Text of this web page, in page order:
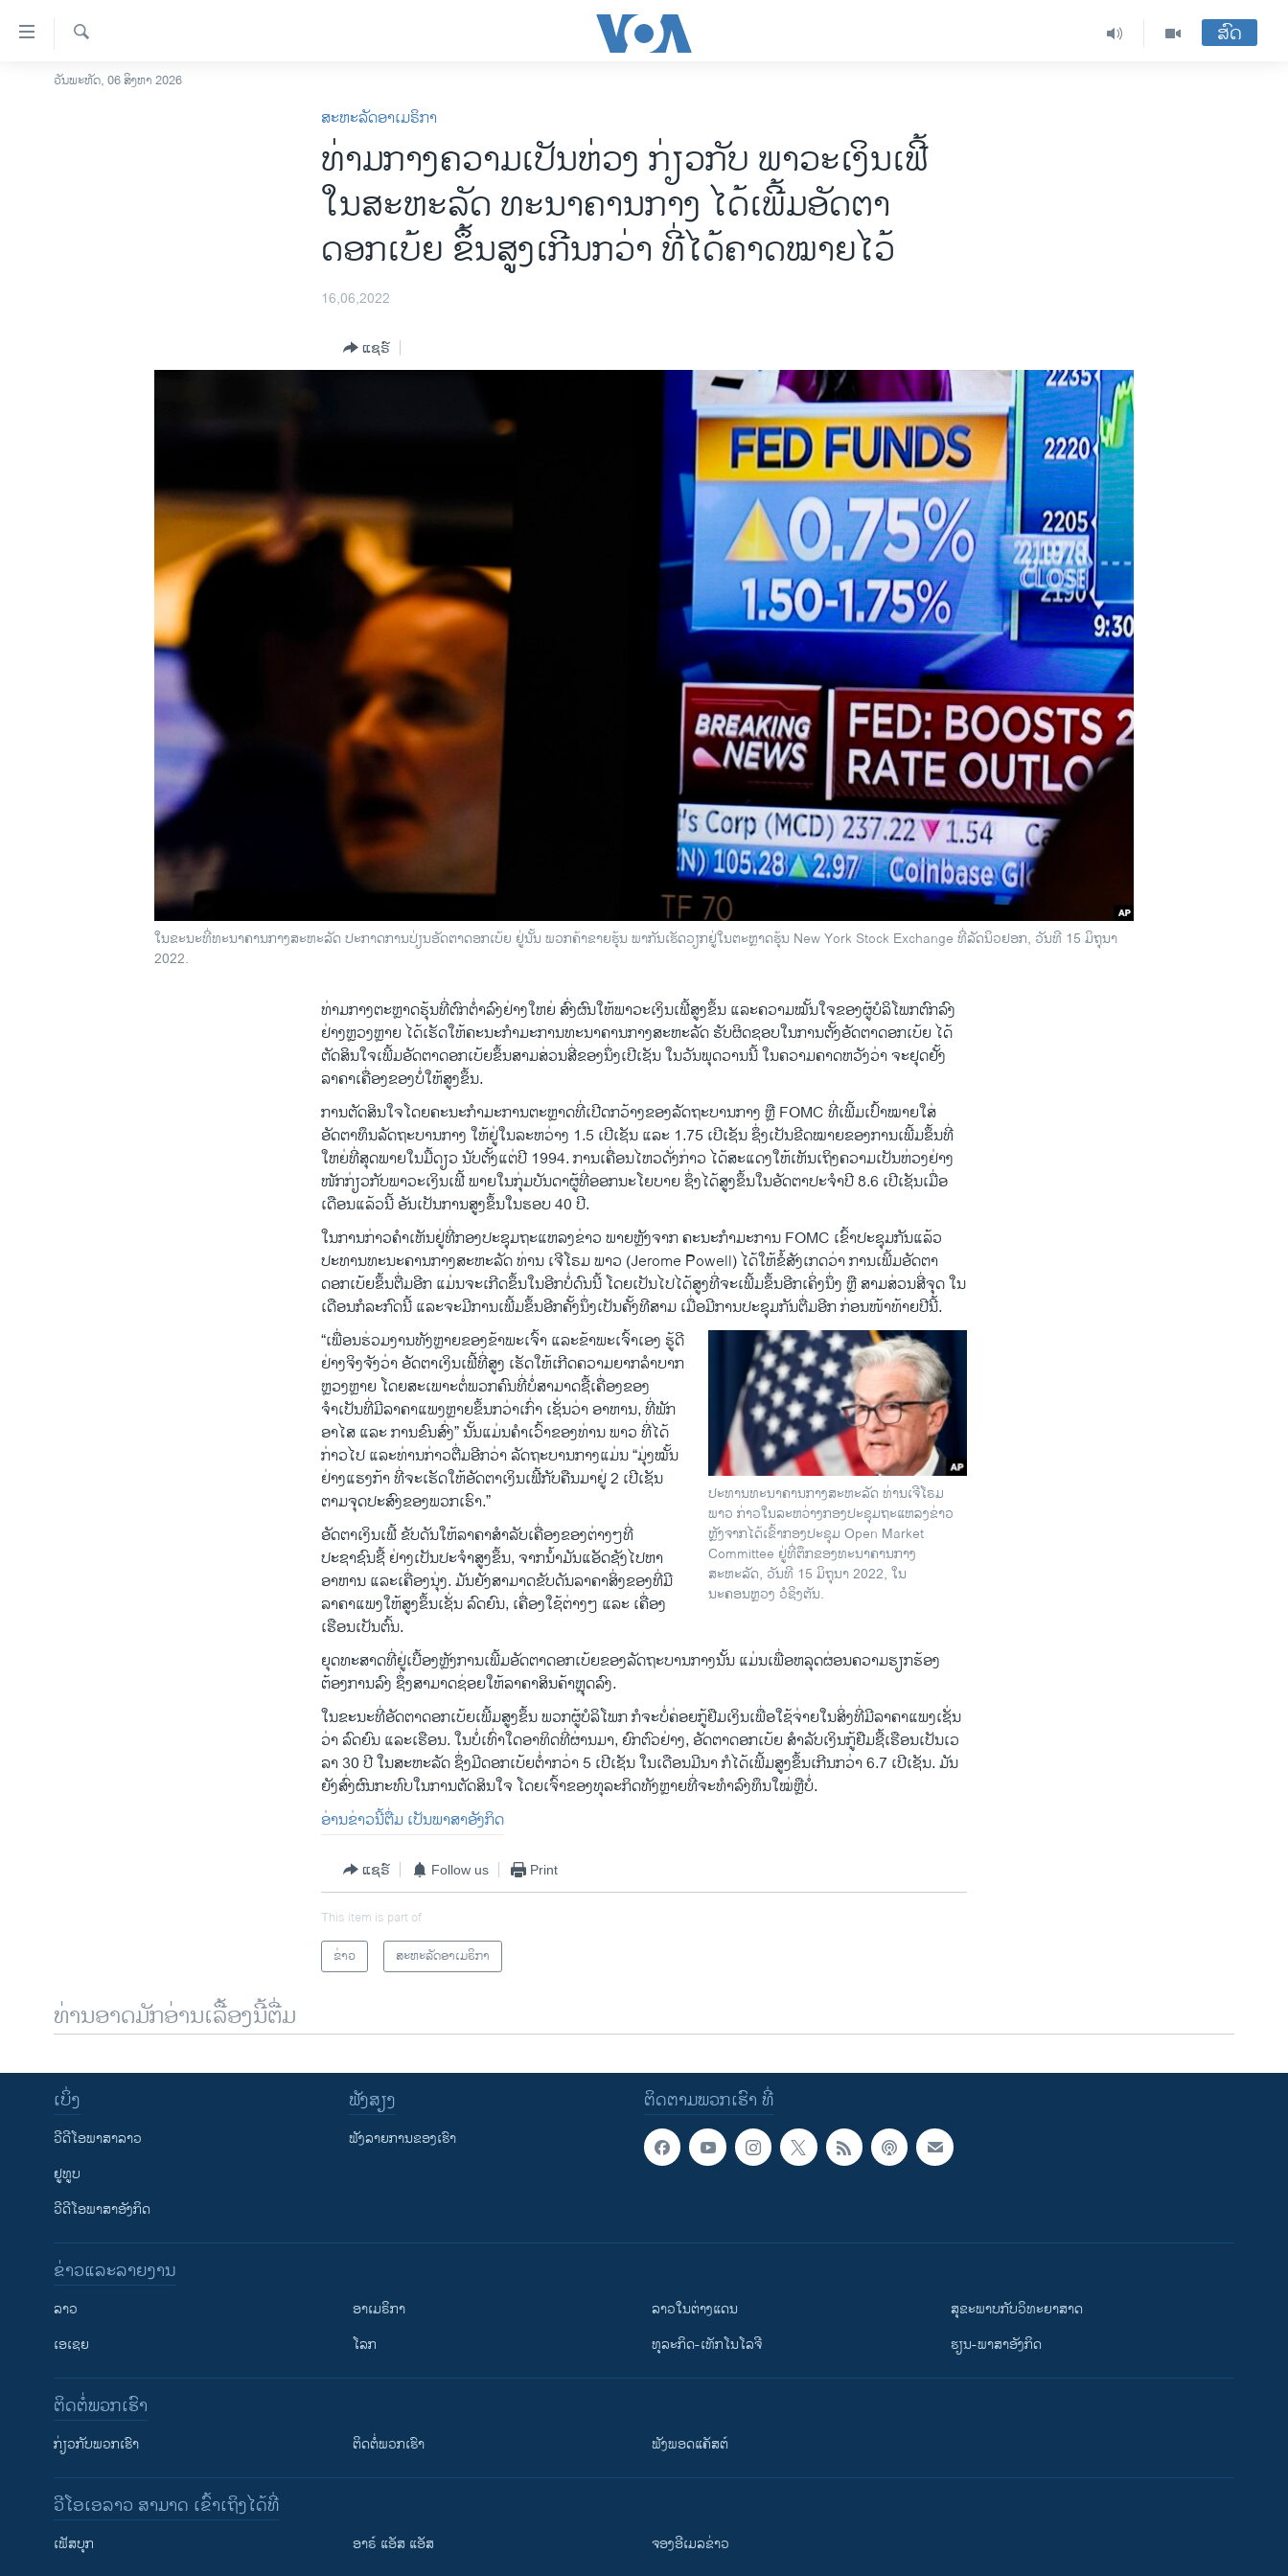
ລິ້ງ
ສຳຫລັບ
ໂຮມເພຈ
ຄົ້ນຫາ
ສົດ
ວັນພະຫັດ, 06 ສິງຫາ 2026
ສະຫະລັດອາເມຣິກາ
ທ່າມກາງຄວາມເປັນຫ່ວງ ກ່ຽວ​ກັບ ພາວະເງິນເຟີ້
ໃນສະຫະລັດ ທະນາຄານກາງ ໄດ້ເພີ້ມອັດຕາ
ດອກເບ້ຍ ຂຶ້ນສູງເກີນກວ່າ ທີ່ໄດ້ຄາດໝາຍໄວ້
16,06,2022
ແຊຣ໌
ໃນຂະນະທີ່ທະນາຄານກາງສະຫະລັດ ປະກາດການປ່ຽນອັດຕາດອກເບ້ຍ ຢູ່ນັ້ນ ພວກຄ້າຂາຍຮຸ້ນ ພາກັນເຮັດວຽກຢູ່ໃນຕະຫຼາດຮຸ້ນ New York Stock Exchange ທີ່ລັດນິວຢອກ, ວັນທີ 15 ມິຖຸນາ
2022.
ທ່າມກາງຕະຫຼາດຮຸ້ນທີ່ຕົກຕ່ຳລົງຢ່າງໃຫຍ່ ສົ່ງຜົນໃຫ້ພາວະເງິນເຟີ້ສູງຂຶ້ນ ແລະຄວາມໝັ້ນໃຈຂອງຜູ້ບໍລິໂພກຕົກລົງ
ຢ່າງຫຼວງຫຼາຍ ໄດ້ເຮັດໃຫ້ຄະນະກຳມະການທະນາຄານກາງສະຫະລັດ ຮັບຜິດຊອບໃນການຕັ້ງອັດຕາດອກເບ້ຍ ໄດ້
ຕັດສິນໃຈເພີ້ມອັດຕາດອກເບ້ຍຂຶ້ນສາມສ່ວນສີ່ຂອງນຶ່ງເປີເຊັນ ໃນວັນພຸດວານນີ້ ໃນຄວາມຄາດຫວັງວ່າ ຈະຢຸດຢັ້ງ
ລາຄາເຄື່ອງຂອງບໍ່ໃຫ້ສູງຂຶ້ນ.
ການຕັດສິນໃຈໂດຍຄະນະກຳມະການຕະຫຼາດທີ່ເປີດກວ້າງຂອງລັດຖະບານກາງ ຫຼື FOMC ທີ່ເພີ້ມເປົ້າໝາຍໃສ່
ອັດຕາທຶນລັດຖະບານກາງ ໃຫ້ຢູ່ໃນລະຫວ່າງ 1.5 ເປີເຊັນ ແລະ 1.75 ເປີເຊັນ ຊຶ່ງເປັນຂີດໝາຍຂອງການເພີ້ມຂຶ້ນທີ່
ໃຫຍ່ທີ່ສຸດພາຍໃນມື້ດຽວ ນັບຕັ້ງແຕ່ປີ 1994. ການເຄື່ອນໄຫວດັ່ງກ່າວ ໄດ້ສະແດງໃຫ້ເຫັນເຖິງຄວາມເປັນຫ່ວງຢ່າງ
ໜັກກ່ຽວກັບພາວະເງິນເຟີ້ ພາຍໃນກຸ່ມບັນດາຜູ້ທີ່ອອກນະໂຍບາຍ ຊຶ່ງໄດ້ສູງຂຶ້ນໃນອັດຕາປະ​ຈຳ​ປີ 8.6 ເປີເຊັນເມື່ອ
ເດືອນແລ້ວນີ້ ອັນເປັນການສູງຂຶ້ນໃນຮອບ 40 ປີ.
ໃນການກ່າວຄຳເຫັນຢູ່ທີ່ກອງປະຊຸມຖະແຫລງຂ່າວ ພາຍຫຼັງຈາກ ຄະນະກຳມະການ FOMC ເຂົ້າປະຊຸມກັນແລ້ວ
ປະທານທະນະຄານກາງສະຫະລັດ ທ່ານ ເຈີໂຣມ ພາວ (Jerome Powell) ໄດ້ໃຫ້ຂໍ້ສັງເກດວ່າ ການເພີ້ມອັດຕາ
ດອກເບ້ຍຂຶ້ນຕື່ມອີກ ແມ່ນຈະເກີດຂຶ້ນໃນອີກບໍ່ດົນນີ້ ໂດຍເປັນໄປໄດ້ສູງທີ່ຈະເພີ້ມຂຶ້ນອີກເຄິ່ງນຶ່ງ ຫຼື ສາມສ່ວນສີ່ຈຸດ ໃນ
ເດືອນກໍລະກົດນີ້ ແລະຈະມີການເພີ້ມຂຶ້ນອີກຄັ້ງນຶ່ງເປັນຄັ້ງທີສາມ ເມື່ອມີການປະຊຸມກັນຕື່ມອີກ ກ່ອນໜ້າທ້າຍປີນີ້.
ປະທານທະນາຄານກາງສະຫະລັດ ທ່ານເຈີໂຣມ
ພາວ ກ່າວໃນລະຫວ່າງກອງປະຊຸມຖະແຫລງຂ່າວ
ຫຼັງຈາກໄດ້ເຂົ້າກອງປະຊຸມ Open Market
Committee ຢູ່ທີ່ຕຶກຂອງທະນາຄານກາງ
ສະຫະລັດ, ວັນທີ 15 ມິຖຸນາ 2022, ໃນ
ນະຄອນຫຼວງ ວໍຊິງຕັນ.
“ເພື່ອນຮ່ວມງານທັງຫຼາຍຂອງຂ້າພະເຈົ້າ ແລະຂ້າພະເຈົ້າເອງ ຮູ້ດີ
ຢ່າງຈິງຈັງວ່າ ອັດຕາເງິນເຟີ້ທີ່ສູງ ເຮັດໃຫ້ເກີດຄວາມຍາກລຳບາກ
ຫຼວງຫຼາຍ ໂດຍສະເພາະຕໍ່ພວກຄົນທີ່ບໍ່ສາມາດຊື້ເຄື່ອງຂອງ
ຈຳເປັນທີ່ມີລາຄາແພງຫຼາຍຂຶ້ນກວ່າເກົ່າ ເຊັ່ນວ່າ ອາຫານ, ທີ່ພັກ
ອາໄສ ແລະ ການຂົນສົ່ງ” ນັ້ນແມ່ນຄຳເວົ້າຂອງທ່ານ ພາວ ທີ່ໄດ້
ກ່າວໄປ ແລະທ່ານກ່າວຕື່ມອີກວ່າ ລັດຖະບານກາງແມ່ນ “ມຸ່ງ​ໝັ້ນ​
ຢ່າງແຮງກ້າ ທີ່ຈະເຮັດໃຫ້ອັດຕາເງິນເຟີ້ກັບຄືນມາຢູ່ 2 ເປີເຊັນ
ຕາມຈຸດປະສົງຂອງພວກເຮົາ.”
ອັດຕາເງິນເຟີ້ ຂັບດັນໃຫ້ລາ​ຄາສຳລັບເຄື່ອງຂອງຕ່າງໆທີ່
ປະຊາຊົນຊື້ ຢ່າງເປັນປະຈຳສູງຂຶ້ນ, ຈາກນ້ຳມັນແອັດ​ຊັງໄປຫາ
ອາຫານ ແລະເຄື່ອງນຸ່ງ. ມັນຍັງສາມາດຂັບດັນລາຄາສິ່ງຂອງທີ່​ມີ​
ລາ​ຄາ​ແພງ​ໃຫ້ສູງຂຶ້ນເຊັ່ນ ລົດຍົນ, ເຄື່ອງໃຊ້ຕ່າງໆ ແລະ ເຄື່ອງ
ເຮືອນເປັນຕົ້ນ.
ຍຸດທະສາດທີ່ຢູ່ເບື້ອງຫຼັງການເພີ້ມອັດຕາດອກເບ້ຍຂອງລັດຖະບານກາງນັ້ນ ແມ່ນເພື່ອຫລຸດຜ່ອນຄວາມຮຽກ​ຮ້ອງ
ຕ້ອງການລົງ ຊຶ່ງສາມາດຊ່ອຍໃຫ້ລາຄາສິນຄ້າຫຼຸ​ດລົງ.
ໃນຂະນະທີ່ອັດຕາດອກເບ້ຍເພີ້ມສູງຂຶ້ນ ພວກຜູ້ບໍລິໂພກ ກໍຈະບໍ່ຄ່ອຍກູ້ຢືມເງິນເພື່ອໃຊ້ຈ່າຍໃນສິ່ງທີ່​ມີ​ລາ​ຄາ​ແພງເຊັ່ນ
ວ່າ ລົດຍົນ ແລະເຮືອນ. ໃນບໍ່ເທົ່າໃດອາທິດທີ່​ຜ່ານ​ມາ, ຍົກຕົວຢ່າງ, ອັດຕາດອກເບ້ຍ ສຳລັບເງິນກູ້ຢືມຊື້ເຮືອນເປັນ​ເວ​
ລາ 30 ປີ ໃນສະຫະລັດ ຊຶ່ງມີດອກເບ້ຍຕ່ຳກວ່າ 5 ເປີເຊັນ ໃນເດືອນມີນາ ກໍໄດ້ເພີ້ມສູງຂຶ້ນເກີນກວ່າ 6.7 ເປີເຊັນ. ມັນ
ຍັງສົ່ງຜົນກະທົບໃນການຕັດສິນໃຈ ໂດຍເຈົ້າຂອງທຸລະກິດທັງຫຼາຍທີ່ຈະທຳລົງທຶນໃໝ່ຫຼືບໍ່.
ອ່ານຂ່າວນີ້ຕື່ມ ເປັນພາສາອັງກິດ
ແຊຣ໌ Follow us Print
This item is part of
ຂ່າວ
ສະຫະລັດອາເມຣິກາ
ທ່ານອາດມັກອ່ານເລື້ອງນີ້ຕື່ມ
ຕິດຕາມພວກເຮົາ ທີ່
ເບິ່ງ
ວີດີໂອພາສາລາວ
ຢູທູບ
ວີດີໂອພາສາອັງກິດ
ຟັງສຽງ
ຟັງລາຍການຂອງເຮົາ
ຂ່າວແລະລາຍງານ
ລາວ
ເອເຊຍ
ອາເມຣິກາ
ໂລກ
ລາວໃນຕ່າງແດນ
ທຸລະກິດ-ເທັກໂນໂລຈີ
ສຸຂະພາບກັບວິທະຍາສາດ
ຮຽນ-ພາສາອັງກິດ
ຕິດຕໍ່ພວກເຮົາ
ກ່ຽວກັບພວກເຮົາ ຕິດຕໍ່ພວກເຮົາ ຟັງພອດແຄັສຕ໌
ວີໂອເອລາວ ສາມາດ ເຂົ້າເຖິງໄດ້ທີ່
ເຟັສບຸກ ອາຣ໌ ແອັສ ແອັສ ຈອງອີເມລຂ່າວ